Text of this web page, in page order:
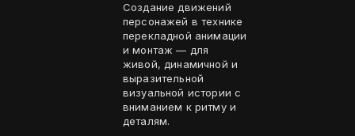
Создание движений
персонажей в технике
перекладной анимации
и монтаж — для
живой, динамичной и
выразительной
визуальной истории с
вниманием к ритму и
деталям.